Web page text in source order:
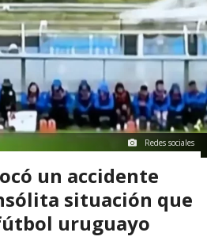
Redes sociales
un accidente
situación que
uruguayo